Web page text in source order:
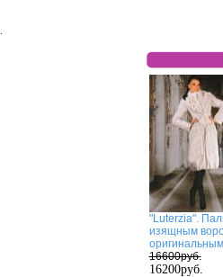
"Luterzia".
изящным
16600руб.
16200руб.